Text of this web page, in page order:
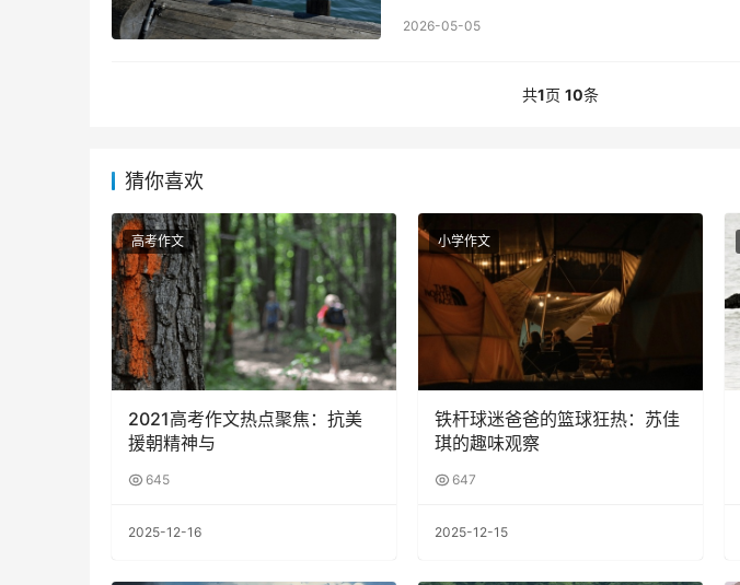
2026-05-05
共1页 10条
猜你喜欢
高考作文
2021高考作文热点聚焦：抗美
援朝精神与
645
2025-12-16
小学作文
铁杆球迷爸爸的篮球狂热：苏佳
琪的趣味观察
647
2025-12-15